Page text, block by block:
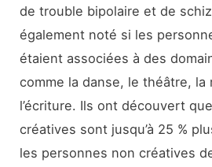
de trouble bipolaire et de
également noté si les
étaient associées à des
comme la danse, le théâtre, la
l’écriture. Ils ont découvert
créatives sont jusqu’à 25 %
les personnes non créatives